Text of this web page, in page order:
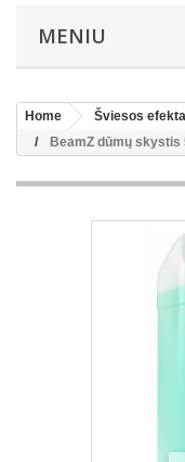
MENIU
Home Šviesos
BeamZ dūmų skystis